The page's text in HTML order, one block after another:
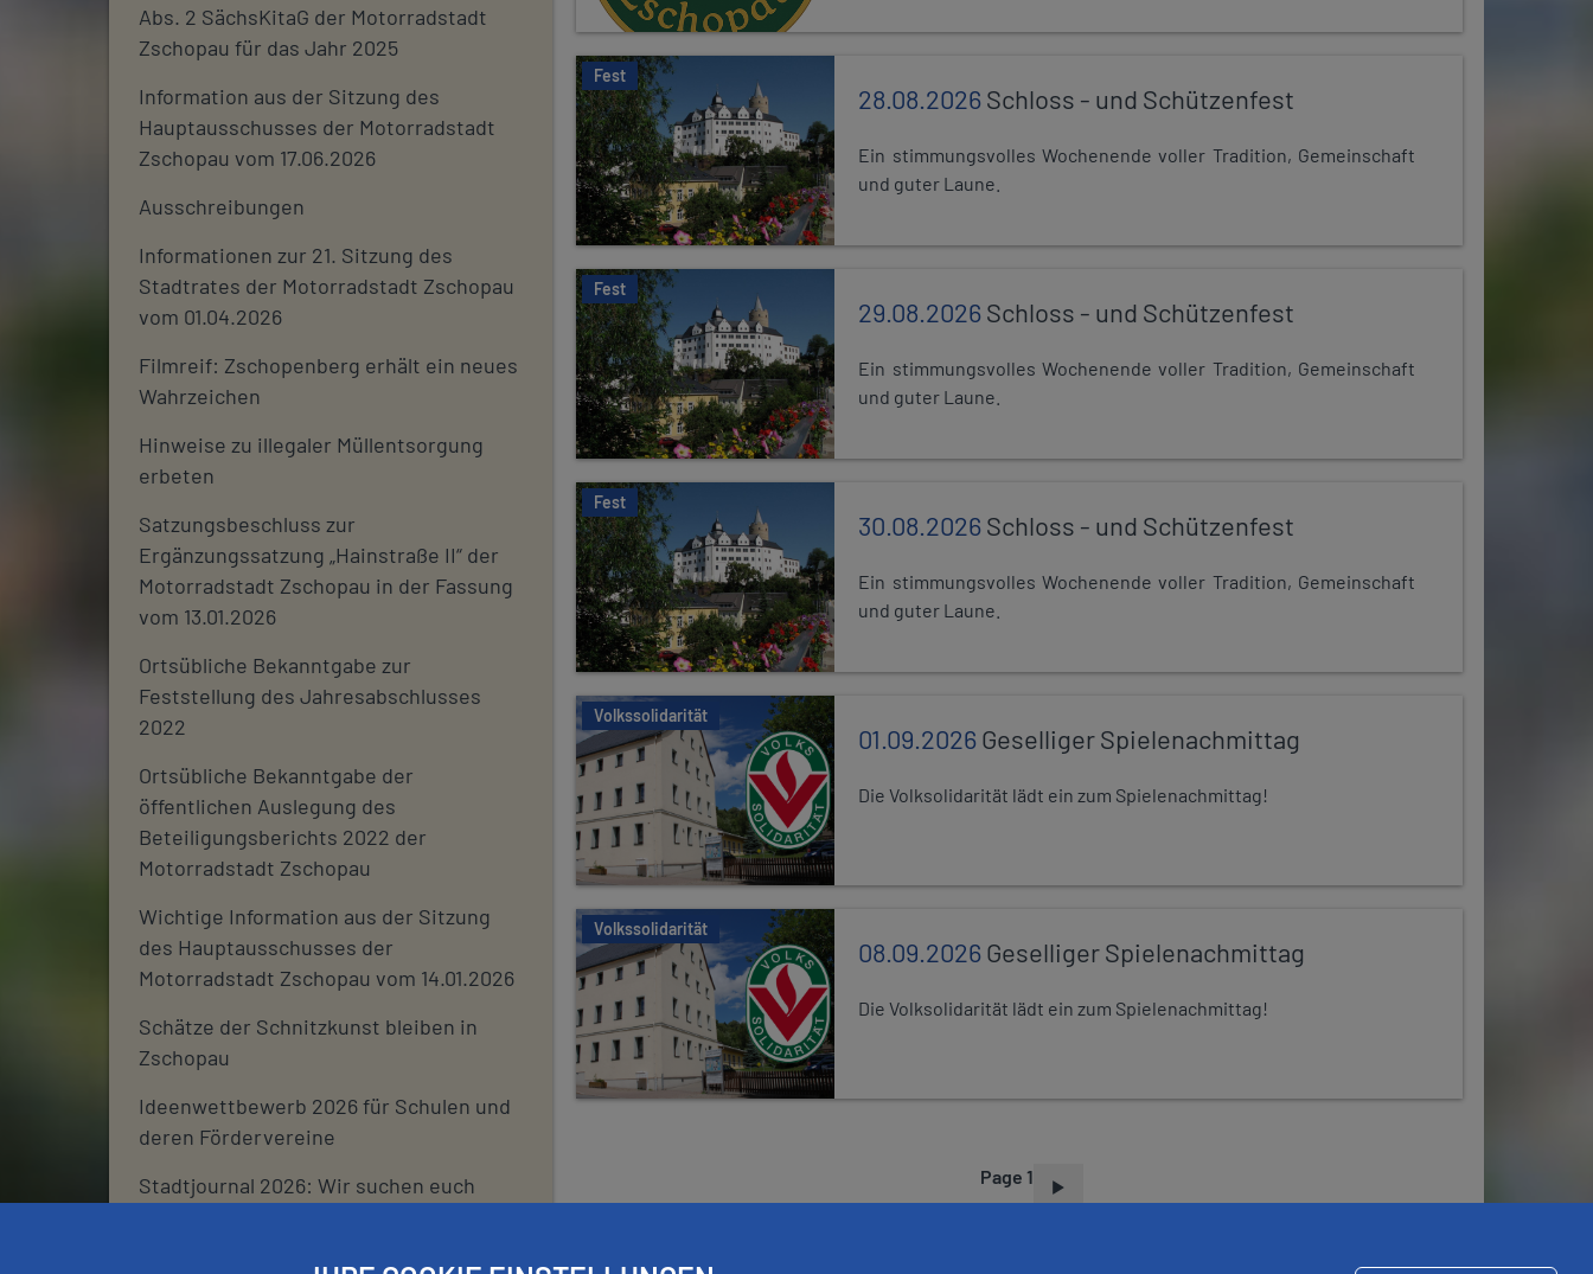
Abs. 2 SächsKitaG der Motorradstadt
Zschopau für das Jahr 2025
Information aus der Sitzung des
Hauptausschusses der Motorradstadt
Zschopau vom 17.06.2026
Ausschreibungen
Informationen zur 21. Sitzung des
Stadtrates der Motorradstadt Zschopau
vom 01.04.2026
Filmreif: Zschopenberg erhält ein neues
Wahrzeichen
Hinweise zu illegaler Müllentsorgung
erbeten
Satzungsbeschluss zur
Ergänzungssatzung „Hainstraße II“ der
Motorradstadt Zschopau in der Fassung
vom 13.01.2026
Ortsübliche Bekanntgabe zur
Feststellung des Jahresabschlusses
2022
Ortsübliche Bekanntgabe der
öffentlichen Auslegung des
Beteiligungsberichts 2022 der
Motorradstadt Zschopau
Wichtige Information aus der Sitzung
des Hauptausschusses der
Motorradstadt Zschopau vom 14.01.2026
Schätze der Schnitzkunst bleiben in
Zschopau
Ideenwettbewerb 2026 für Schulen und
deren Fördervereine
Stadtjournal 2026: Wir suchen euch
Fest
28.08.2026Schloss - und Schützenfest
Ein stimmungsvolles Wochenende voller Tradition, Gemeinschaft
und guter Laune.
Fest
29.08.2026Schloss - und Schützenfest
Ein stimmungsvolles Wochenende voller Tradition, Gemeinschaft
und guter Laune.
Fest
30.08.2026Schloss - und Schützenfest
Ein stimmungsvolles Wochenende voller Tradition, Gemeinschaft
und guter Laune.
Volkssolidarität
01.09.2026Geselliger Spielenachmittag
Die Volksolidarität lädt ein zum Spielenachmittag!
Volkssolidarität
08.09.2026Geselliger Spielenachmittag
Die Volksolidarität lädt ein zum Spielenachmittag!
P
G
Page 1